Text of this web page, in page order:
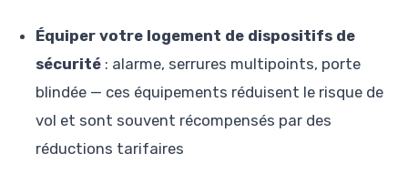
Équiper votre logement de dispositifs de
sécurité : alarme, serrures multipoints, porte
blindée — ces équipements réduisent le risque de
vol et sont souvent récompensés par des
réductions tarifaires